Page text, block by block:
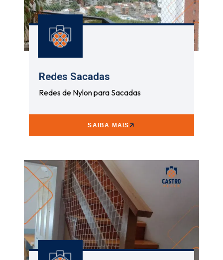
Redes Sacadas
Redes de Nylon para Sacadas
SAIBA MAIS